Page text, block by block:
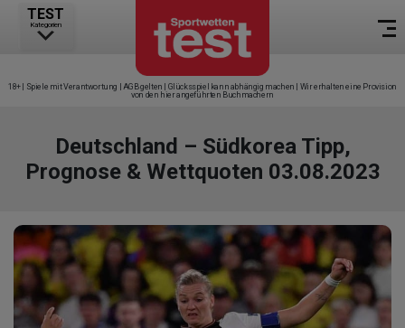
TEST
Kategorien
18+ | Spiele mit Verantwortung | AGB gelten | Glücksspiel kann abhängig machen | Wir erhalten eine Provision
von den hier angeführten Buchmachern
Deutschland – Südkorea Tipp,
Prognose & Wettquoten 03.08.2023